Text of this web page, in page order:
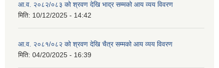
आ.व. २०८२/०८३ को श्रवण देखि भाद्र सम्मको आय व्यय विवरण
मिति: 10/12/2025 - 14:42
आ.व. २०८१/०८२ को श्रवण देखि चैत्र सम्मको आय व्यय विवरण
मिति: 04/20/2025 - 16:39